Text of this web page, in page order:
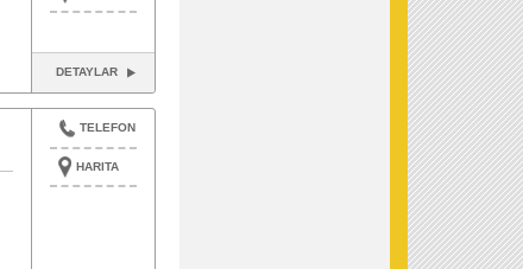
DETAYLAR
TELEFON
HARITA